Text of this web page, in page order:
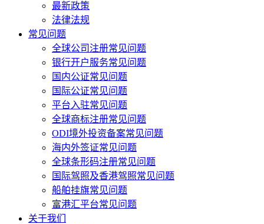
最新政策
法律法规
常见问题
全球公司注册常见问题
银行开户服务常见问题
国内公证常见问题
国际公证常见问题
平台入驻常见问题
全球商标注册常见问题
ODI境外投资备案常见问题
海内外签证常见问题
全球条形码注册常见问题
国际驾照及香港驾照常见问题
船舶挂旗常见问题
富港汇平台常见问题
关于我们